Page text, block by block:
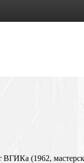
ВГИКа (1962,